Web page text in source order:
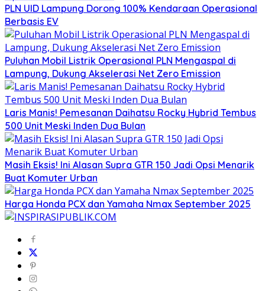
PLN UID Lampung Dorong 100% Kendaraan Operasional
Berbasis EV
Puluhan Mobil Listrik Operasional PLN Mengaspal di
Lampung, Dukung Akselerasi Net Zero Emission
Laris Manis! Pemesanan Daihatsu Rocky Hybrid Tembus
500 Unit Meski Inden Dua Bulan
Masih Eksis! Ini Alasan Supra GTR 150 Jadi Opsi Menarik
Buat Komuter Urban
Harga Honda PCX dan Yamaha Nmax September 2025